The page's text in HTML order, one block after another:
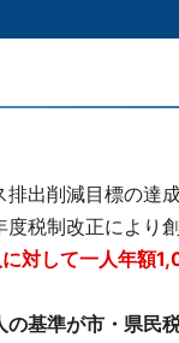
出削減目標の達
税制改正により
対して一人年額
基準が市・県民